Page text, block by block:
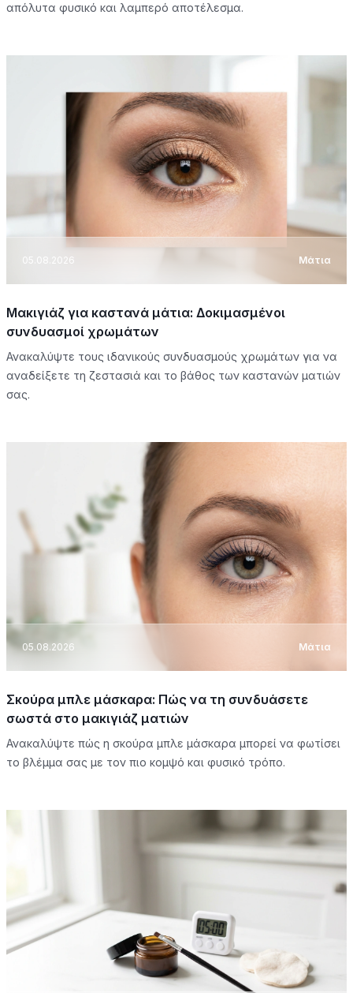
απόλυτα φυσικό και λαμπερό αποτέλεσμα.
05.08.2026 Μάτια
Μακιγιάζ για καστανά μάτια: Δοκιμασμένοι
συνδυασμοί χρωμάτων
Ανακαλύψτε τους ιδανικούς συνδυασμούς χρωμάτων για να
αναδείξετε τη ζεστασιά και το βάθος των καστανών ματιών
σας.
05.08.2026 Μάτια
Σκούρα μπλε μάσκαρα: Πώς να τη συνδυάσετε
σωστά στο μακιγιάζ ματιών
Ανακαλύψτε πώς η σκούρα μπλε μάσκαρα μπορεί να φωτίσει
το βλέμμα σας με τον πιο κομψό και φυσικό τρόπο.